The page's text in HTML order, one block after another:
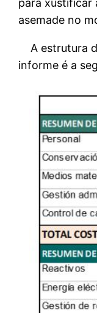
asemade no
A estrutura
informe é a